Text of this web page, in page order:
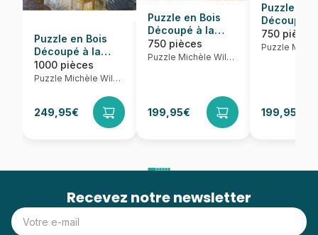
Puzzle en Bois
Découpé à la
Main - Claude
Monet - Le
1000 pièces
Puzzle Michèle Wilson
249,95€
Puzzle en Bois
Découpé à la
Main - Ciel Rose
En Hiver
750 pièces
Puzzle Michèle Wilson
199,95€
Puzzle en
Découpé
Main -
Sainte-
750 pièces
199,95€
Recevez notre newsletter